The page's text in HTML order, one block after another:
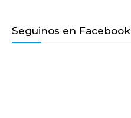
Seguinos en Facebook